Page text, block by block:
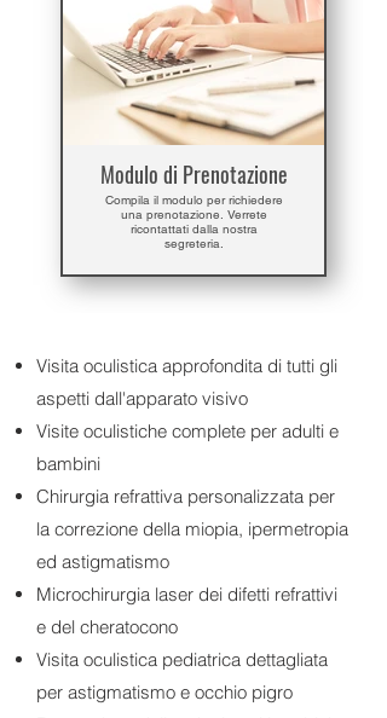
Modulo di Prenotazione
Compila il modulo per richiedere
una prenotazione. Verrete
ricontattati dalla nostra
segreteria.
Visita oculistica approfondita di tutti gli
aspetti dall'apparato visivo
Visite oculistiche complete per adulti e
bambini
Chirurgia refrattiva personalizzata per
la correzione della miopia, ipermetropia
ed astigmatismo
Microchirurgia laser dei difetti refrattivi
e del cheratocono
Visita oculistica pediatrica dettagliata
per astigmatismo e occhio pigro